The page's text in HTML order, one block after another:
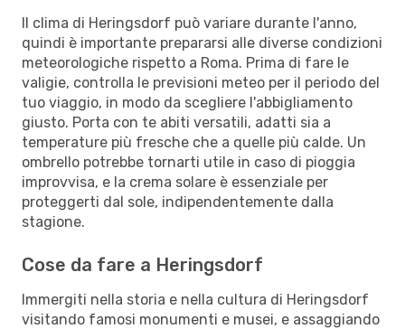
Il clima di Heringsdorf può variare durante l'anno,
quindi è importante prepararsi alle diverse condizioni
meteorologiche rispetto a Roma. Prima di fare le
valigie, controlla le previsioni meteo per il periodo del
tuo viaggio, in modo da scegliere l'abbigliamento
giusto. Porta con te abiti versatili, adatti sia a
temperature più fresche che a quelle più calde. Un
ombrello potrebbe tornarti utile in caso di pioggia
improvvisa, e la crema solare è essenziale per
proteggerti dal sole, indipendentemente dalla
stagione.
Cose da fare a Heringsdorf
Immergiti nella storia e nella cultura di Heringsdorf
visitando famosi monumenti e musei, e assaggiando